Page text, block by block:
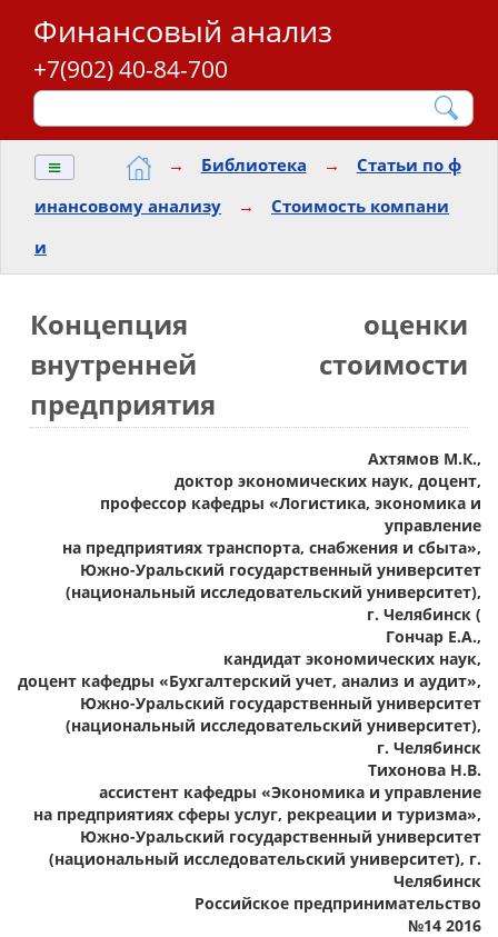
Финансовый анализ
+7(902) 40-84-700
≡ → Библиотека →
Статьи по ф
инансовому анализу
→
Стоимость компани
и
Концепция оценки
внутренней стоимости
предприятия
Ахтямов М.К.,
доктор экономических наук, доцент,
профессор кафедры «Логистика, экономика и
управление
на предприятиях транспорта, снабжения и сбыта»,
Южно-Уральский государственный университет
(национальный исследовательский университет),
г. Челябинск (
Гончар Е.А.,
кандидат экономических наук,
доцент кафедры «Бухгалтерский учет, анализ и аудит»,
Южно-Уральский государственный университет
(национальный исследовательский университет),
г. Челябинск
Тихонова Н.В.
ассистент кафедры «Экономика и управление
на предприятиях сферы услуг, рекреации и туризма»,
Южно-Уральский государственный университет
(национальный исследовательский университет), г.
Челябинск
Российское предпринимательство
№14 2016